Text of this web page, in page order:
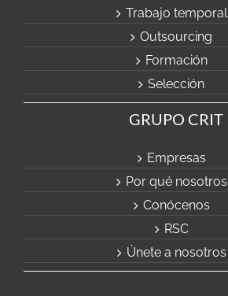
Trabajo temporal
Outsourcing
Formación
Selección
GRUPO CRIT
Empresas
Por qué nosotros
Conócenos
RSC
Únete a nosotros